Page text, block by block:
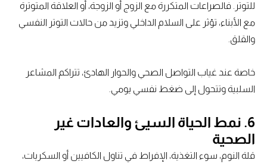
للتوتر. فالصراعات المتكررة مع الزوج أو الزوجة، أو العلاقة المتوترة
مع الأبناء، تؤثر على السلام الداخلي وتزيد من حالات التوتر النفسي
والقلق.
خاصة عند غياب التواصل الصحي والحوار الهادئ، تتراكم المشاعر
السلبية وتتحول إلى ضغط نفسي يومي.
6. نمط الحياة السيئ والعادات غير
الصحية
قلة النوم، سوء التغذية، الإفراط في تناول الكافيين أو السكريات،